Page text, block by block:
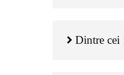
Dintre cei